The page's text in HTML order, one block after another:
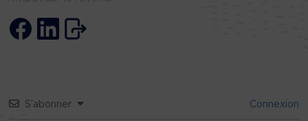
S’abonner Connexion